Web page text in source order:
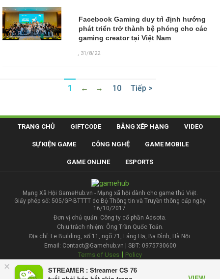
×
STREAMER : Streamer CS 76
Facebook Gaming duy trì định hướng
phát triển trở thành bệ phóng cho các
gaming creator tại Việt Nam
, 31/8/22
1 ← → 10 Tiếp >
TRANG CHỦ GIFTCODE BẢNG XẾP HẠNG VIDEO
SỰ KIỆN GAME CÔNG NGHỆ GAME MOBILE
GAME ONLINE ESPORTS
Mạng Xã Hội GameHub.vn - Mạng xã hội dành cho game thủ Việt.
Giấy phép số: 505/GP-BTTTT do Bộ Thông tin và Truyền thông cấp ngày
16/10/2017.
Đơn vị chủ quản: Công ty cổ phần Adsota.
Chịu trách nhiệm: Ông Trần Quốc Toản.
Địa chỉ: Le Building, số 11, ngõ 71, Láng Hạ, Ba Đình, Hà Nội.
Email: Contact@Gamehub.vn | SĐT: 0975730600
Terms of Uses | Policy
Liên hệ đăng bài